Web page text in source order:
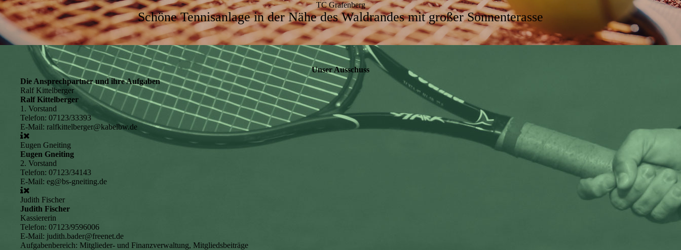
TC Grafenberg
Schöne Tennisanlage in der Nähe des Waldrandes mit großer Sonnenterasse
Unser Ausschuss
Die Ansprechpartner und ihre Aufgaben
Ralf Kittelberger
Ralf Kittelberger
1. Vorstand
Telefon: 07123/33393
E-Mail: ralfkittelberger@kabelbw.de
Eugen Gneiting
Eugen Gneiting
2. Vorstand
Telefon: 07123/34143
E-Mail: eg@bs-gneiting.de
Judith Fischer
Judith Fischer
Kassiererin
Telefon: 07123/9596006
E-Mail: judith.bader@freenet.de
Aufgabenbereich: Mitglieder- und Finanzverwaltung, Mitgliedsbeiträge